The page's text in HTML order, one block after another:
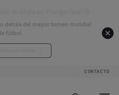
detrás del mayor torneo mundial
fútbol.
CONTACTO